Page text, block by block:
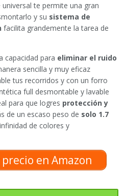
te permite una gran
y su sistema de
facilita grandemente la tarea de
capacidad para eliminar el ruido
sencilla y muy eficaz
tus recorridos y con un forro
full desmontable y lavable
para que logres protección y
de un escaso peso de solo 1.7
de colores y
en Amazon